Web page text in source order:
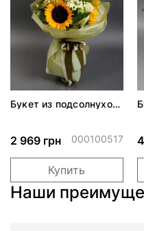
Букет из подсолнухов
2 969 грн 000100517
Купить
Наши